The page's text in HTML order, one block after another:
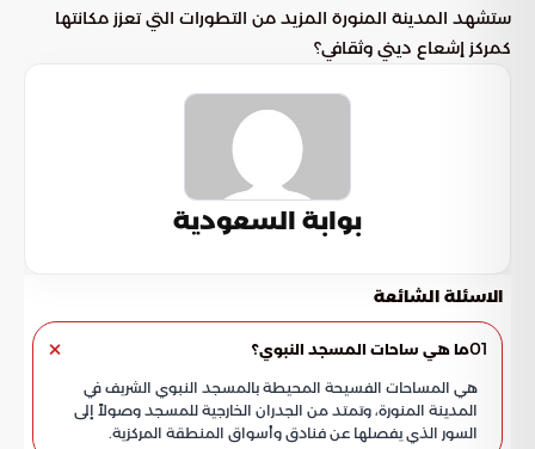
ستشهد المدينة المنورة المزيد من التطورات التي تعزز مكانتها
كمركز إشعاع ديني وثقافي؟
بوابة السعودية
الاسئلة الشائعة
01ما هي ساحات المسجد النبوي؟
هي المساحات الفسيحة المحيطة بالمسجد النبوي الشريف في
المدينة المنورة، وتمتد من الجدران الخارجية للمسجد وصولاً إلى
السور الذي يفصلها عن فنادق وأسواق المنطقة المركزية.